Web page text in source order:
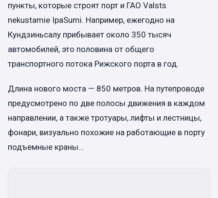
пункты, которые строят порт и ГАО Valsts
nekustamie IpaSumi. Например, ежегодно на
Кундзиньсалу прибывает около 350 тысяч
автомобилей, это половина от общего
транспортного потока Рижского порта в год.
Длина нового моста — 850 метров. На путепроводе
предусмотрено по две полосы движения в каждом
направлении, а также тротуары, лифты и лестницы,
фонари, визуально похожие на работающие в порту
подъемные краны…